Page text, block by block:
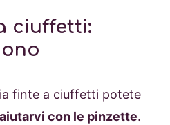
ciuffetti:
finte a ciuffetti potete
aiutarvi con le pinzette.